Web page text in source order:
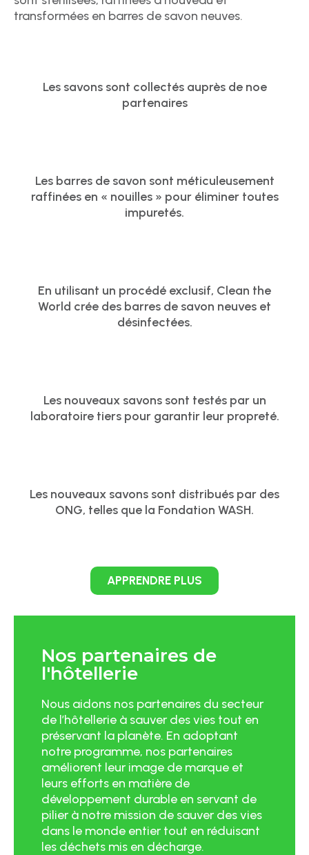
transformées en barres de savon neuves.
Les savons sont collectés auprès de noe
partenaires
Les barres de savon sont méticuleusement
raffinées en « nouilles » pour éliminer toutes
impuretés.
En utilisant un procédé exclusif, Clean the
World crée des barres de savon neuves et
désinfectées.
Les nouveaux savons sont testés par un
laboratoire tiers pour garantir leur propreté.
Les nouveaux savons sont distribués par des
ONG, telles que la Fondation WASH.
APPRENDRE PLUS
Nos partenaires de
l'hôtellerie
Nous aidons nos partenaires du secteur
de l’hôtellerie à sauver des vies tout en
préservant la planète. En adoptant
notre programme, nos partenaires
améliorent leur image de marque et
leurs efforts en matière de
développement durable en servant de
pilier à notre mission de sauver des vies
dans le monde entier tout en réduisant
les déchets mis en décharge.